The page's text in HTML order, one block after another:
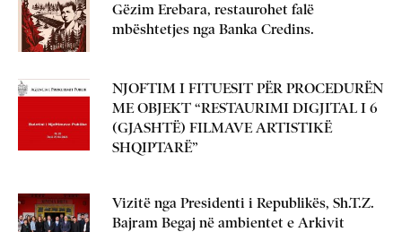
Gëzim Erebara, restaurohet falë
mbështetjes nga Banka Credins.
NJOFTIM I FITUESIT PËR PROCEDURËN
ME OBJEKT “RESTAURIMI DIGJITAL I 6
(GJASHTË) FILMAVE ARTISTIKË
SHQIPTARË”
Vizitë nga Presidenti i Republikës, Sh.T.Z.
Bajram Begaj në ambientet e Arkivit